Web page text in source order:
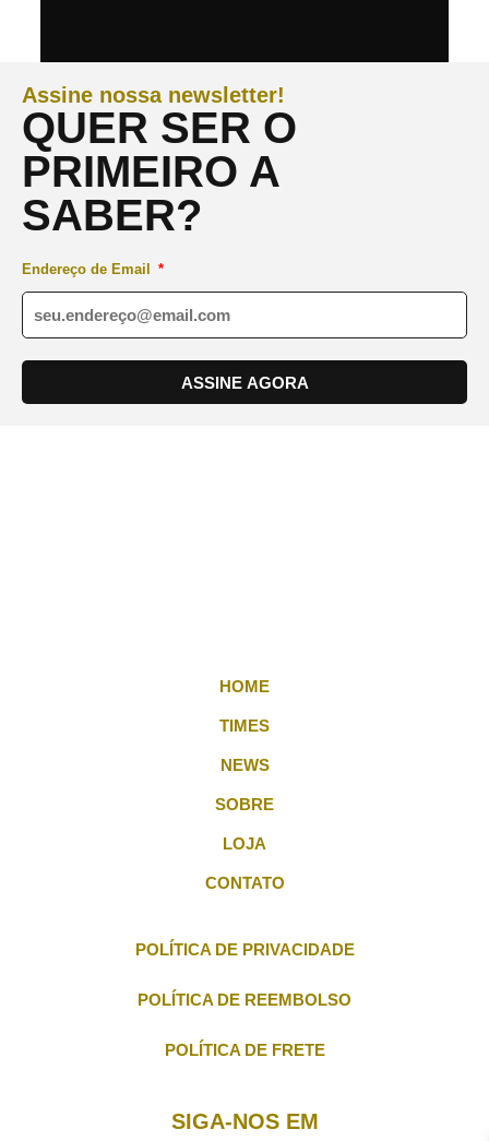
Assine nossa newsletter!
QUER SER O
PRIMEIRO A
SABER?
Endereço de Email
ASSINE AGORA
HOME
TIMES
NEWS
SOBRE
LOJA
CONTATO
POLÍTICA DE PRIVACIDADE
POLÍTICA DE REEMBOLSO
POLÍTICA DE FRETE
SIGA-NOS EM